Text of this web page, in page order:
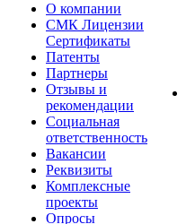
О компании
СМК Лицензии
Сертификаты
Патенты
Партнеры
Отзывы и
рекомендации
Социальная
ответственность
Вакансии
Реквизиты
Комплексные
проекты
Опросы